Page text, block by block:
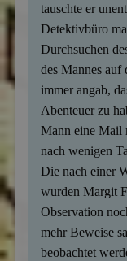
tauschte er
Detektivbüro
Durchsuchen
des Mannes
immer angab,
Abenteuer zu
Mann eine Mail
nach wenigen
Die nach einer
wurden Margit
Observation
mehr Beweise
beobachtet